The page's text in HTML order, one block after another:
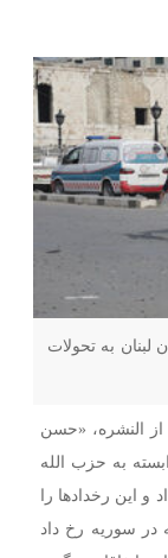
لبنان به تحولات
از النشره، «حسن
به حزب الله
و این رخدادها را
در سوریه رخ داد